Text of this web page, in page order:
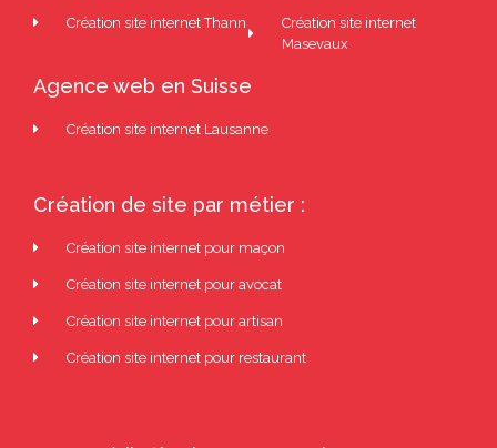
Création site internet Thann
Création site internet
Masevaux
Agence web en Suisse
Création site internet Lausanne
Création de site par métier :
Création site internet pour maçon
Création site internet pour avocat
Création site internet pour artisan
Création site internet pour restaurant